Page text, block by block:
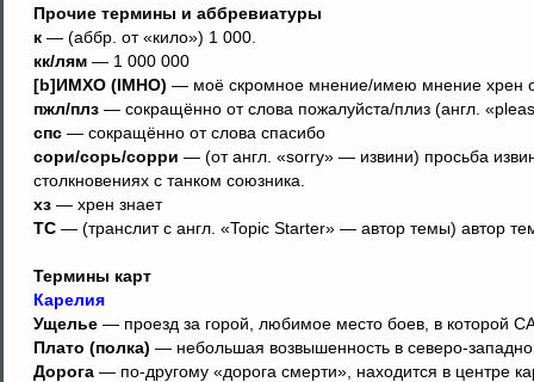
Прочие термины и аббревиатуры
к — (аббр. от «кило») 1 000.
кк/лям — 1 000 000
[b]ИМХО (IMHO) — моё скромное мнение/имею мнение хрен
пжл/плз — сокращённо от слова пожалуйста/плиз (англ.
спс — сокращённо от слова спасибо
сори/сорь/сорри — (от англ. «sorry» — извини) просьба
столкновениях с танком союзника.
хз — хрен знает
ТС — (транслит с англ. «Topic Starter» — автор темы) автор
Термины карт
Карелия
Ущелье — проезд за горой, любимое место боев, в которой
Плато (полка) — небольшая возвышенность в северо-
Дорога — по-другому «дорога смерти», находится в центре